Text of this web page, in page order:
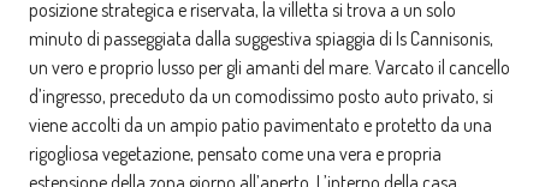
posizione strategica e riservata, la villetta si trova a un solo
minuto di passeggiata dalla suggestiva spiaggia di Is Cannisonis,
un vero e proprio lusso per gli amanti del mare. Varcato il cancello
d’ingresso, preceduto da un comodissimo posto auto privato, si
viene accolti da un ampio patio pavimentato e protetto da una
rigogliosa vegetazione, pensato come una vera e propria